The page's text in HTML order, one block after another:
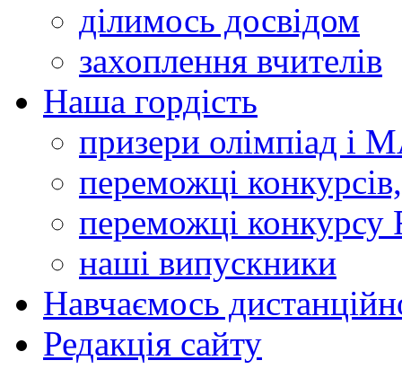
ділимось досвідом
захоплення вчителів
Наша гордість
призери олімпіад і
переможці
переможці конкурсу
наші випускники
Навчаємось
Редакція сайту